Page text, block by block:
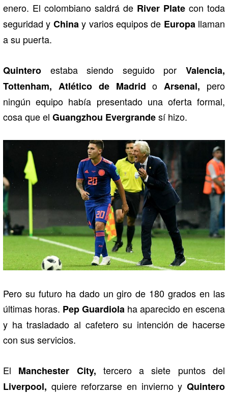
enero. El colombiano saldrá de River Plate con toda
seguridad y China y varios equipos de Europa llaman
a su puerta.
Quintero estaba siendo seguido por Valencia,
Tottenham, Atlético de Madrid o Arsenal, pero
ningún equipo había presentado una oferta formal,
cosa que el Guangzhou Evergrandesí hizo.
Pero su futuro ha dado un giro de 180 grados en las
últimas horas. Pep Guardiola ha aparecido en escena
y ha trasladado al cafetero su intención de hacerse
con sus servicios.
El Manchester City, tercero a siete puntos del
Liverpool, quiere reforzarse en invierno y Quintero